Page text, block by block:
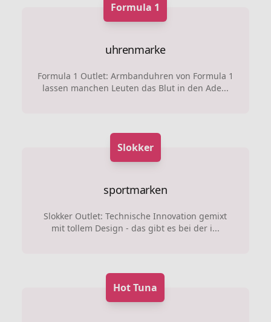
Formula 1
uhrenmarke
Formula 1 Outlet: Armbanduhren von Formula 1
lassen manchen Leuten das Blut in den Ade...
Slokker
sportmarken
Slokker Outlet: Technische Innovation gemixt
mit tollem Design - das gibt es bei der i...
Hot Tuna